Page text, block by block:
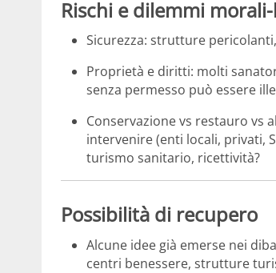
Rischi e dilemmi
Sicurezza: strutture
Proprietà e diritti: molti
senza permesso può essere
Conservazione vs restauro vs
intervenire (enti locali, privati,
turismo sanitario, ricettività?
Possibilità di recupero
Alcune idee già emerse nei
centri benessere, strutture